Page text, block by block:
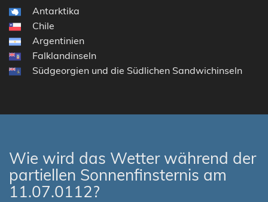
Antarktika
Chile
Argentinien
Falklandinseln
Südgeorgien und die Südlichen Sandwichinseln
Wie wird das Wetter während der
partiellen Sonnenfinsternis am
11.07.0112?